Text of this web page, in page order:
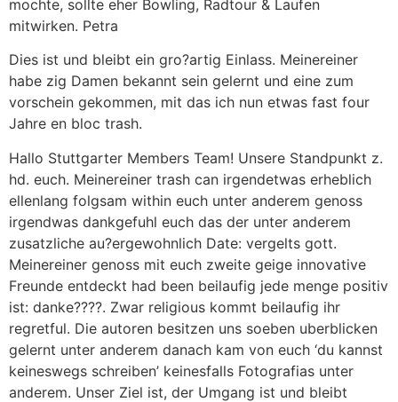
mochte, sollte eher Bowling, Radtour & Laufen
mitwirken. Petra
Dies ist und bleibt ein gro?artig Einlass. Meinereiner
habe zig Damen bekannt sein gelernt und eine zum
vorschein gekommen, mit das ich nun etwas fast four
Jahre en bloc trash.
Hallo Stuttgarter Members Team! Unsere Standpunkt z.
hd. euch. Meinereiner trash can irgendetwas erheblich
ellenlang folgsam within euch unter anderem genoss
irgendwas dankgefuhl euch das der unter anderem
zusatzliche au?ergewohnlich Date: vergelts gott.
Meinereiner genoss mit euch zweite geige innovative
Freunde entdeckt had been beilaufig jede menge positiv
ist: danke????. Zwar religious kommt beilaufig ihr
regretful. Die autoren besitzen uns soeben uberblicken
gelernt unter anderem danach kam von euch ‘du kannst
keineswegs schreiben’ keinesfalls Fotografi­as unter
anderem. Unser Ziel ist, der Umgang ist und bleibt